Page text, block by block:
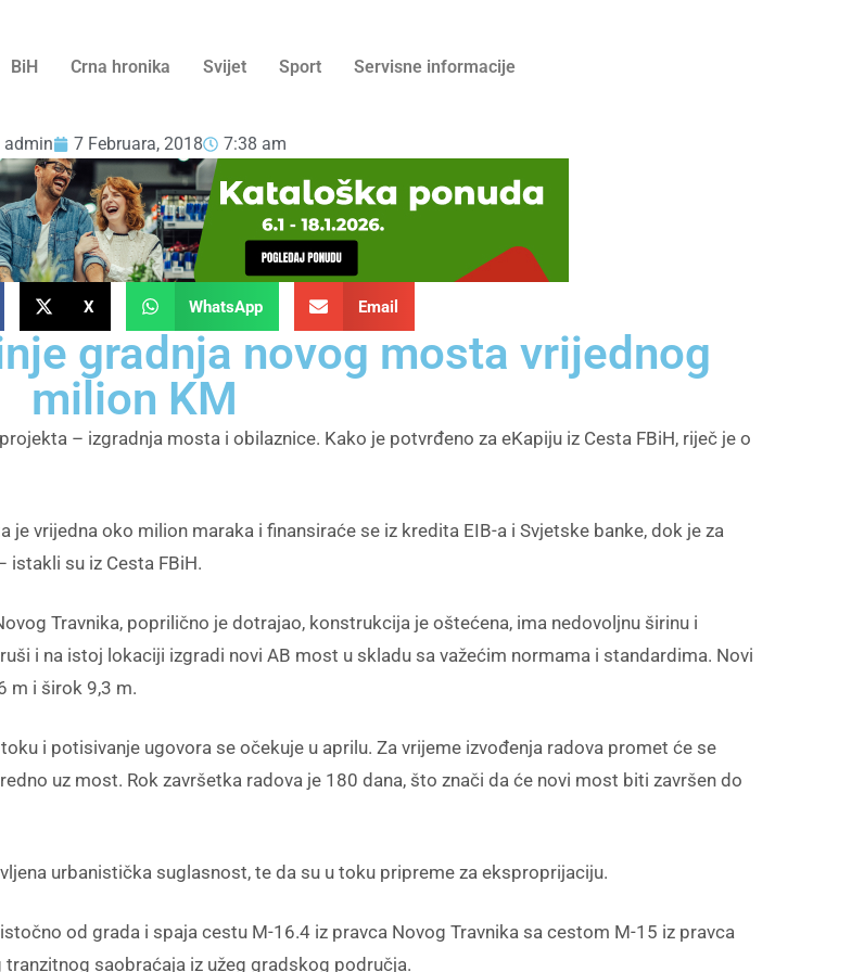
BiH Crna hronika Svijet Sport Servisne informacije
admin 7 Februara, 2018 7:38 am
X WhatsApp Email
gradnja novog mosta vrijednog
milion KM
– izgradnja mosta i obilaznice. Kako je potvrđeno za eKapiju iz Cesta FBiH, riječ je o
vrijedna oko milion maraka i finansiraće se iz kredita EIB-a i Svjetske banke, dok je za
istakli su iz Cesta FBiH.
Travnika, poprilično je dotrajao, konstrukcija je oštećena, ima nedovoljnu širinu i
i na istoj lokaciji izgradi novi AB most u skladu sa važećim normama i standardima. Novi
m i širok 9,3 m.
i potisivanje ugovora se očekuje u aprilu. Za vrijeme izvođenja radova promet će se
uz most. Rok završetka radova je 180 dana, što znači da će novi most biti završen do
urbanistička suglasnost, te da su u toku pripreme za eksproprijaciju.
od grada i spaja cestu M-16.4 iz pravca Novog Travnika sa cestom M-15 iz pravca
saobraćaja iz užeg gradskog područja.